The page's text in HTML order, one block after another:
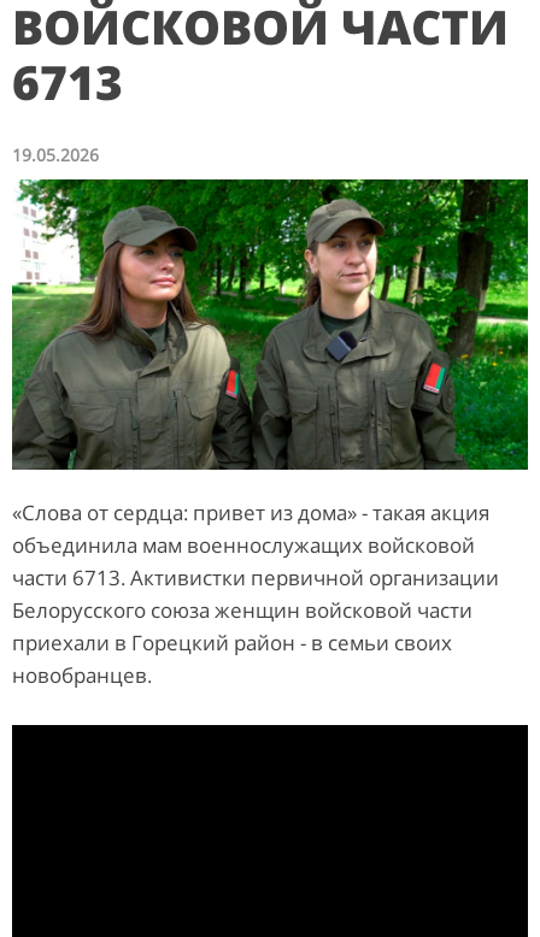
ВОЙСКОВОЙ ЧАСТИ
6713
19.05.2026
«Слова от сердца: привет из дома» - такая акция
объединила мам военнослужащих войсковой
части 6713. Активистки первичной организации
Белорусского союза женщин войсковой части
приехали в Горецкий район - в семьи своих
новобранцев.